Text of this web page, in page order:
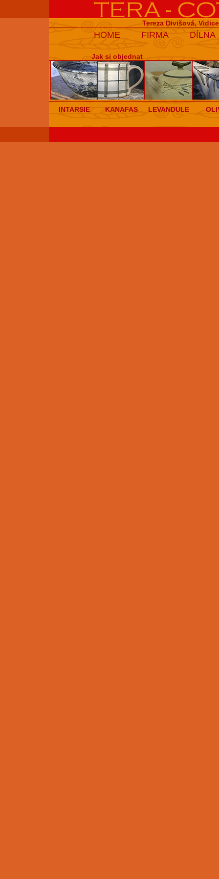
Tereza Divišová,
HOME FIRMA DÍLNA
Jak si objednat
INTARSIE KANAFAS LEVANDULE